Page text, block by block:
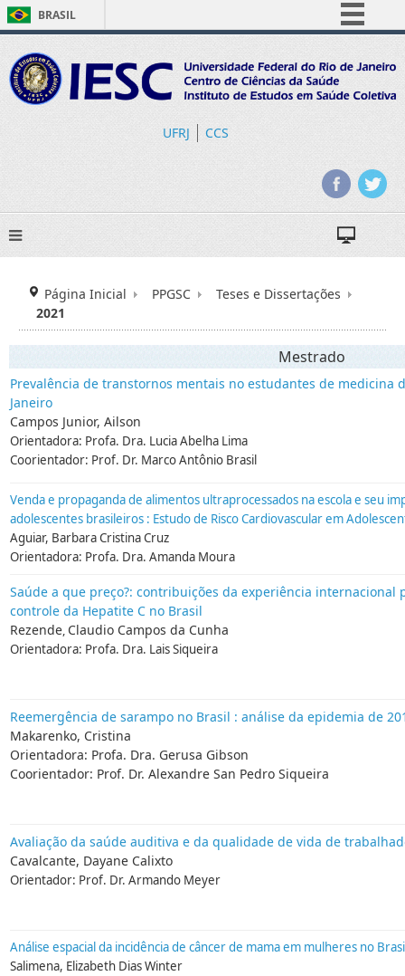
BRASIL
Comunica BR
Participe
UFRJ CCS
Página Inicial PPGSC
Teses e Dissertações
2021
Mestrado
Prevalência de transtornos mentais no estudantes de medicina
Janeiro
Campos Junior, Ailson
Orientadora: Profa. Dra. Lucia Abelha Lima
Coorientador: Prof. Dr. Marco Antônio Brasil
Venda e propaganda de alimentos ultraprocessados na escola e seu
adolescentes brasileiros : Estudo de Risco Cardiovascular em
Aguiar, Barbara Cristina Cruz
Orientadora: Profa. Dra. Amanda Moura
Saúde a que preço?: contribuições da experiência internacional
controle da Hepatite C no Brasil
Rezende, Claudio Campos da Cunha
Orientadora: Profa. Dra. Lais Siqueira
Reemergência de sarampo no Brasil : análise da epidemia de
Makarenko, Cristina
Orientadora: Profa. Dra. Gerusa Gibson
Coorientador: Prof. Dr. Alexandre San Pedro Siqueira
Avaliação da saúde auditiva e da qualidade de vida de
Cavalcante, Dayane Calixto
Orientador: Prof. Dr. Armando Meyer
Análise espacial da incidência de câncer de mama em mulheres no
Salimena, Elizabeth Dias Winter